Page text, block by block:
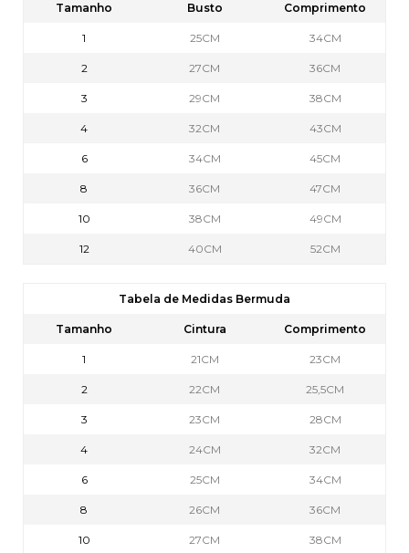
Tamanho Busto Comprimento
1 25CM 34CM
2 27CM 36CM
3 29CM 38CM
4 32CM 43CM
6 34CM 45CM
8 36CM 47CM
10 38CM 49CM
12 40CM 52CM
Tabela de Medidas Bermuda
Tamanho Cintura Comprimento
1 21CM 23CM
2 22CM 25,5CM
3 23CM 28CM
4 24CM 32CM
6 25CM 34CM
8 26CM 36CM
10 27CM 38CM